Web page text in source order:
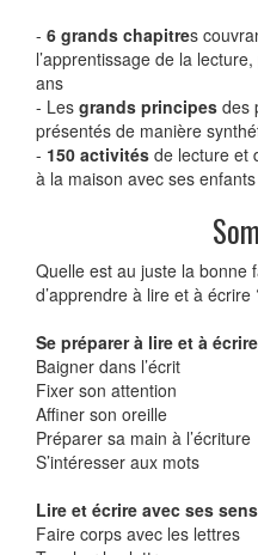
- 6 grands chapitres
l’apprentissage de la
ans
- Les grands principes des
présentés de manière
- 150 activités de lecture et
à la maison avec ses enfants
Quelle est au juste la bonne
d’apprendre à lire et à écrire
Se préparer à lire et à écrire
Baigner dans l’écrit
Fixer son attention
Affiner son oreille
Préparer sa main à l’écriture
S’intéresser aux mots
Lire et écrire avec ses
Faire corps avec les lettres